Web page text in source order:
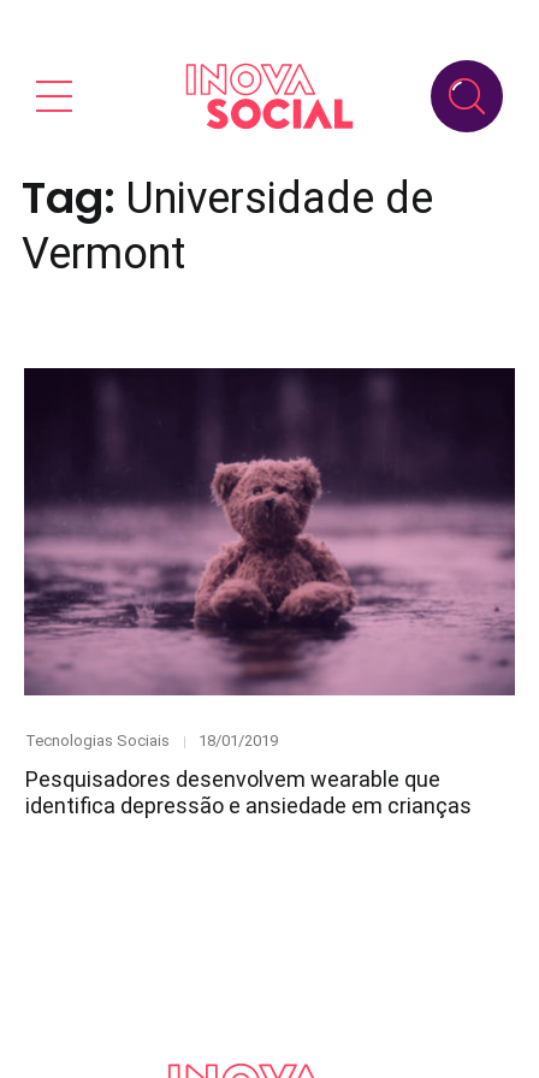
Tag: Universidade de
Vermont
Category
Tecnologias Sociais
Posted
18/01/2019
Pesquisadores desenvolvem wearable que
identifica depressão e ansiedade em crianças